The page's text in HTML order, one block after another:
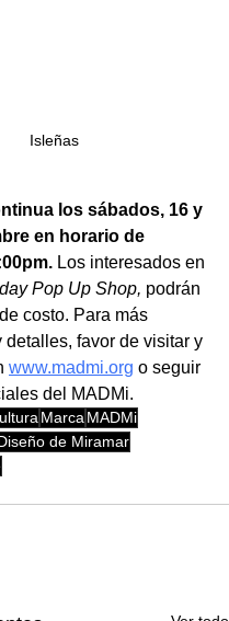
Isleñas
los sábados, 16 y
en horario de
Los interesados en
Pop Up Shop, podrán
costo. Para más
detalles, favor de visitar y
www.madmi.org o seguir
del MADMi.
Marca MADMi
de Miramar